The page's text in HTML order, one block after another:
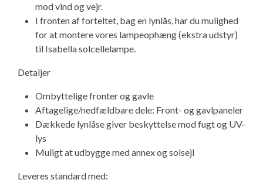
mod vind og vejr.
I fronten af forteltet, bag en lynlås, har du mulighed
for at montere vores lampeophæng (ekstra udstyr)
til Isabella solcellelampe.
Detaljer
Ombyttelige fronter og gavle
Aftagelige/nedfældbare dele: Front- og gavlpaneler
Dækkede lynlåse giver beskyttelse mod fugt og UV-
lys
Muligt at udbygge med annex og solsejl
Leveres standard med: